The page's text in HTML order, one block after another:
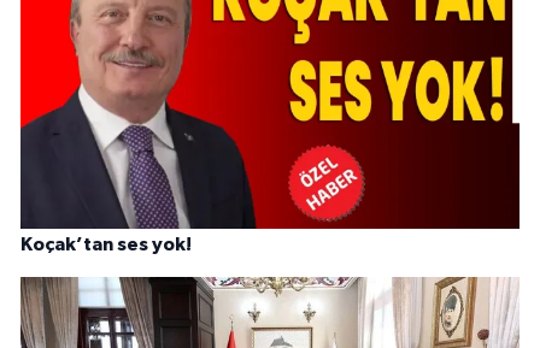
Koçak’tan ses yok!